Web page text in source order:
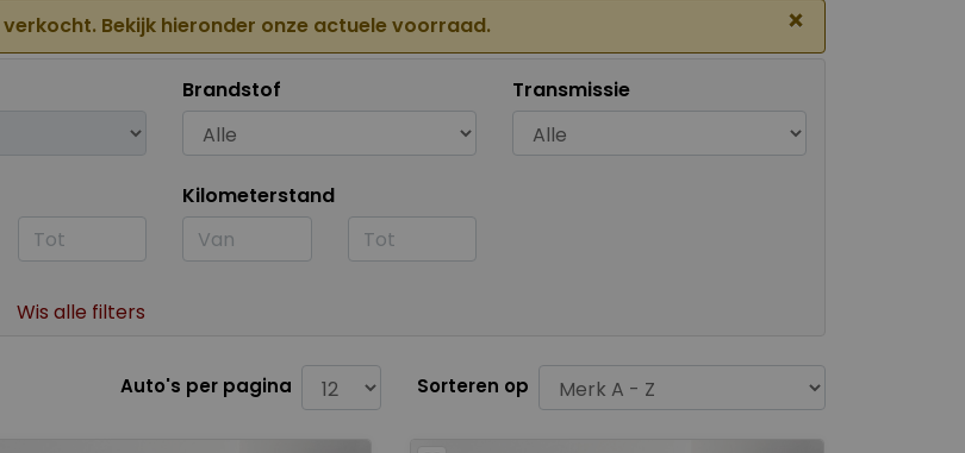
Bekijk hieronder onze actuele voorraad. ×
Brandstof Transmissie
Kilometerstand
Wis alle filters
Auto's per pagina Sorteren op